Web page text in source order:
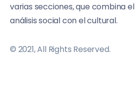
varias secciones, que combina el
análisis social con el cultural.
© 2021, All Rights Reserved.